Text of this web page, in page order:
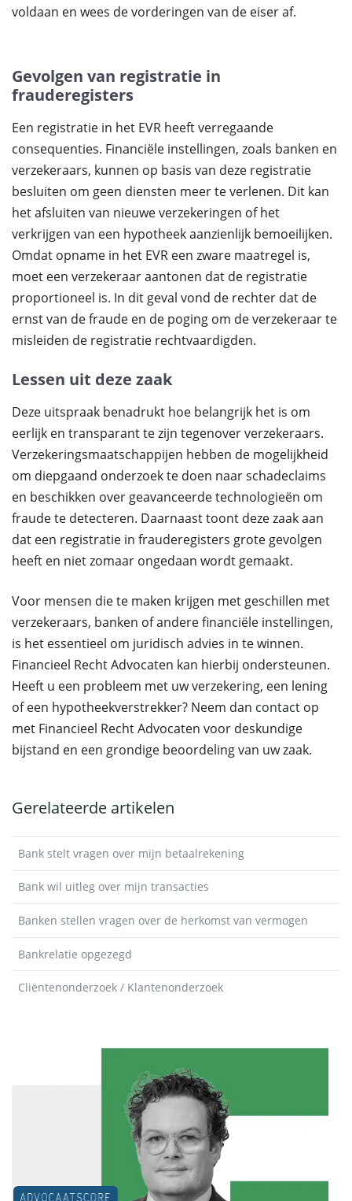
voldaan en wees de vorderingen van de eiser af.
Gevolgen van registratie in
frauderegisters
Een registratie in het EVR heeft verregaande
consequenties. Financiële instellingen, zoals banken en
verzekeraars, kunnen op basis van deze registratie
besluiten om geen diensten meer te verlenen. Dit kan
het afsluiten van nieuwe verzekeringen of het
verkrijgen van een hypotheek aanzienlijk bemoeilijken.
Omdat opname in het EVR een zware maatregel is,
moet een verzekeraar aantonen dat de registratie
proportioneel is. In dit geval vond de rechter dat de
ernst van de fraude en de poging om de verzekeraar te
misleiden de registratie rechtvaardigden.
Lessen uit deze zaak
Deze uitspraak benadrukt hoe belangrijk het is om
eerlijk en transparant te zijn tegenover verzekeraars.
Verzekeringsmaatschappijen hebben de mogelijkheid
om diepgaand onderzoek te doen naar schadeclaims
en beschikken over geavanceerde technologieën om
fraude te detecteren. Daarnaast toont deze zaak aan
dat een registratie in frauderegisters grote gevolgen
heeft en niet zomaar ongedaan wordt gemaakt.
Voor mensen die te maken krijgen met geschillen met
verzekeraars, banken of andere financiële instellingen,
is het essentieel om juridisch advies in te winnen.
Financieel Recht Advocaten kan hierbij ondersteunen.
Heeft u een probleem met uw verzekering, een lening
of een hypotheekverstrekker? Neem dan contact op
met Financieel Recht Advocaten voor deskundige
bijstand en een grondige beoordeling van uw zaak.
Gerelateerde artikelen
Bank stelt vragen over mijn betaalrekening
Bank wil uitleg over mijn transacties
Banken stellen vragen over de herkomst van vermogen
Bankrelatie opgezegd
Cliëntenonderzoek / Klantenonderzoek